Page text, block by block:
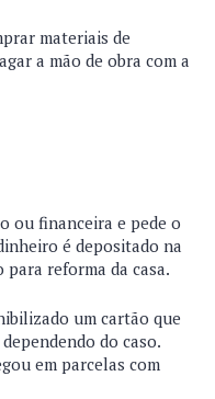
materiais de
a mão de obra com a
ou financeira e pede o
é depositado na
reforma da casa.
um cartão que
do caso.
em parcelas com